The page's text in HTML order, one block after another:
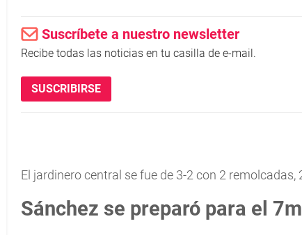
Suscríbete a nuestro newsletter
Recibe todas las noticias en tu casilla de e-mail.
SUSCRIBIRSE
El jardinero central se fue de 3-2 con 2 remolcadas,
Sánchez se preparó para el